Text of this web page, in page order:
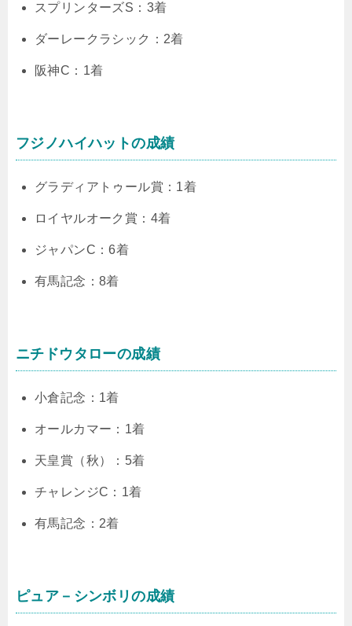
スプリンターズS：3着
ダーレークラシック：2着
阪神C：1着
フジノハイハットの成績
グラディアトゥール賞：1着
ロイヤルオーク賞：4着
ジャパンC：6着
有馬記念：8着
ニチドウタローの成績
小倉記念：1着
オールカマー：1着
天皇賞（秋）：5着
チャレンジC：1着
有馬記念：2着
ピュア－シンボリの成績